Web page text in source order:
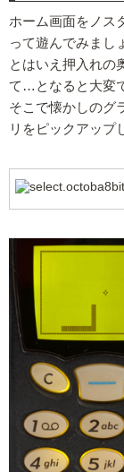
ホーム画面をノス
って遊んでみまし
とはいえ押入れの
て…となると大変
そこで懐かしのグ
リをピックアップ